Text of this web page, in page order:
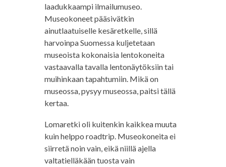
laadukkaampi ilmailumuseo.
Museokoneet pääsivätkin
ainutlaatuiselle kesäretkelle, sillä
harvoinpa Suomessa kuljetetaan
museoista kokonaisia lentokoneita
vastaavalla tavalla lentonäytöksiin tai
muihinkaan tapahtumiin. Mikä on
museossa, pysyy museossa, paitsi tällä
kertaa.
Lomaretki oli kuitenkin kaikkea muuta
kuin helppo roadtrip. Museokoneita ei
siirretä noin vain, eikä niillä ajella
valtatielläkään tuosta vain